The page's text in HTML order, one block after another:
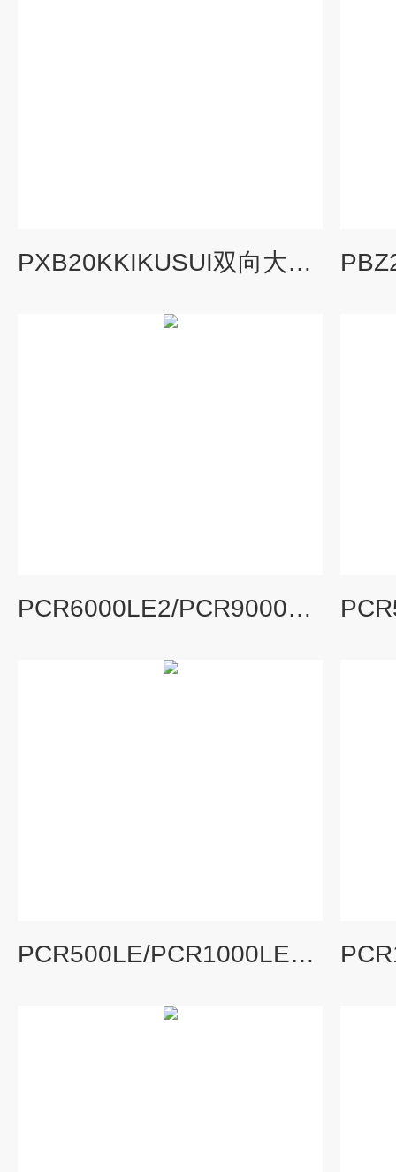
PXB20KKIKUSUI双向大容量直流电源PXB系列
PCR6000LE2/PCR9000LE2菊水KIKUSUI可编程交流电源
PCR500LE/PCR1000LE菊水KIKUSUI可编程交流电源 示波器电源通用仪器